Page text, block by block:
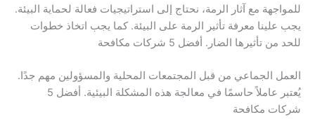
للمواجهة مع آثار الرمة، نحتاج إلى استراتيجيات فعالة لحماية البيئة.
يجب علينا معرفة تأثير الرمة على البيئة. كما يجب اتخاذ خطوات
للحد من تأثيرها الضار. أفضل 5 شركات مكافحة
العمل الجماعي من قبل المجتمعات المحلية والمسؤولين مهم جدًا.
يُعتبر عاملاً حاسمًا في معالجة هذه المشكلة البيئية. أفضل 5
شركات مكافحة